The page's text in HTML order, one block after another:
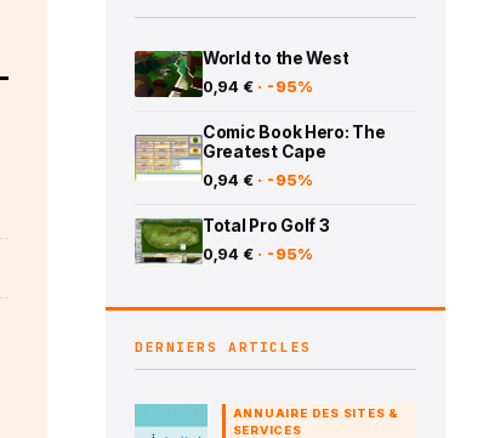
World to the West
0,94 € · -95%
Comic Book Hero: The
Greatest Cape
0,94 € · -95%
Total Pro Golf 3
0,94 € · -95%
DERNIERS ARTICLES
ANNUAIRE DES SITES &
SERVICES